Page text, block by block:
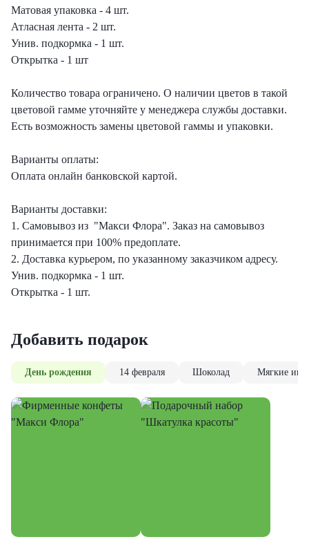
с тюльпанами
Матовая упаковка - 4 шт.
Атласная лента - 2 шт.
Унив. подкормка - 1 шт.
Открытка - 1 шт
Количество товара ограничено. О наличии цветов в такой
цветовой гамме уточняйте у менеджера службы доставки.
Есть возможность замены цветовой гаммы и упаковки.
Варианты оплаты:
Оплата онлайн банковской картой.
Варианты доставки:
1. Самовывоз из "Макси Флора". Заказ на самовывоз
принимается при 100% предоплате.
2. Доставка курьером, по указанному заказчиком адресу.
Унив. подкормка - 1 шт.
Открытка - 1 шт.
Добавить подарок
День рождения 14 февраля Шоколад Мягкие